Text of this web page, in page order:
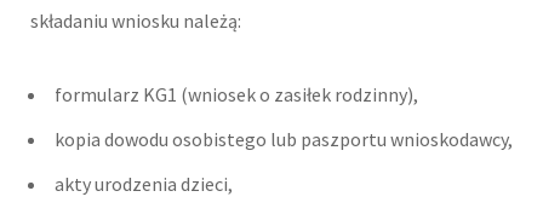
składaniu wniosku należą:
formularz KG1 (wniosek o zasiłek rodzinny),
kopia dowodu osobistego lub paszportu wnioskodawcy,
akty urodzenia dzieci,